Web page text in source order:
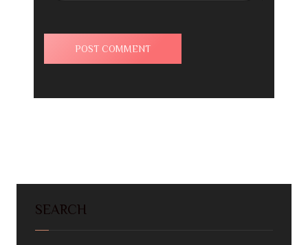
SEARCH